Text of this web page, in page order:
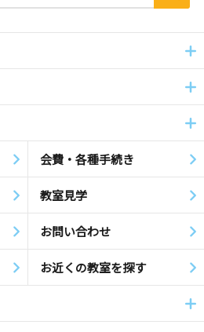
会費・各種手続き
教室見学
お問い合わせ
お近くの教室を探す